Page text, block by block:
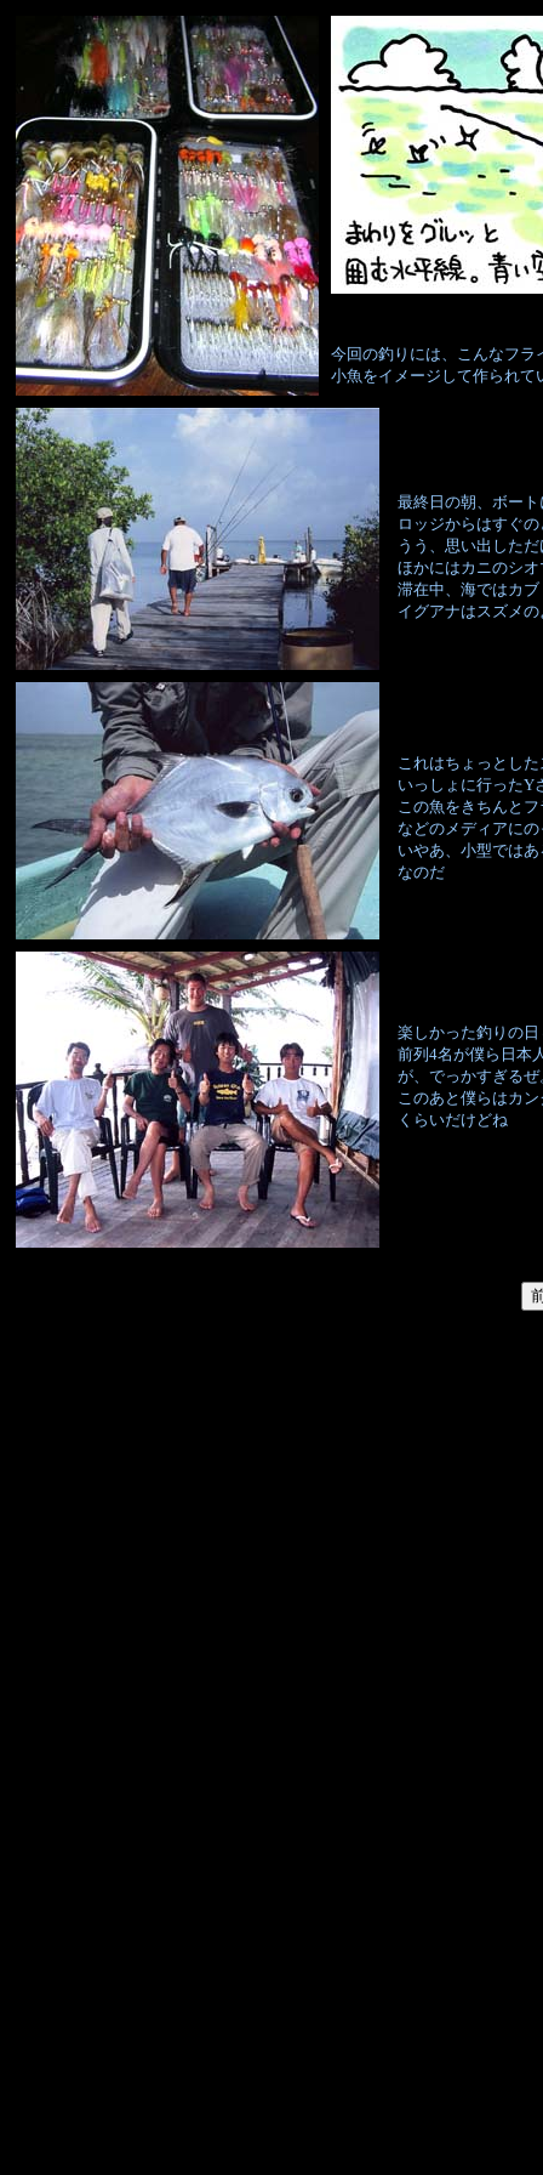
今回の釣りには、こんなフ
小魚をイメージして作られ
最終日の朝、ボー
ロッジからはすぐ
うう、思い出した
ほかにはカニのシ
滞在中、海ではカ
イグアナはスズメ
これはちょっとし
いっしょに行ったY
この魚をきちんと
などのメディアに
いやあ、小型では
なのだ
楽しかった釣りの
前列4名が僕ら日本
が、でっかすぎるぜ
このあと僕らはカ
くらいだけどね